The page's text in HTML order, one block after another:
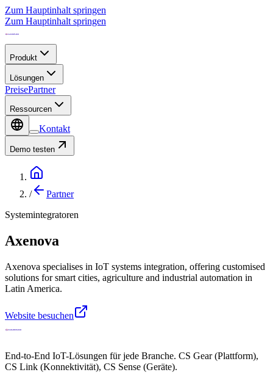
Zum Hauptinhalt springen
Zum Hauptinhalt springen
Produkt
Lösungen
PreisePartner
Ressourcen
Kontakt
Demo testen
/
Partner
Systemintegratoren
Axenova
Axenova specialises in IoT systems integration, offering customised
solutions for smart cities, agriculture and industrial automation in
Latin America.
Website besuchen
End-to-End IoT-Lösungen für jede Branche. CS Gear (Plattform),
CS Link (Konnektivität), CS Sense (Geräte).